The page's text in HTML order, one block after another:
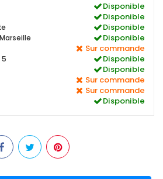
Disponible
Disponible
Disponible
Disponible
Sur commande
Disponible
Disponible
Sur commande
Sur commande
Disponible